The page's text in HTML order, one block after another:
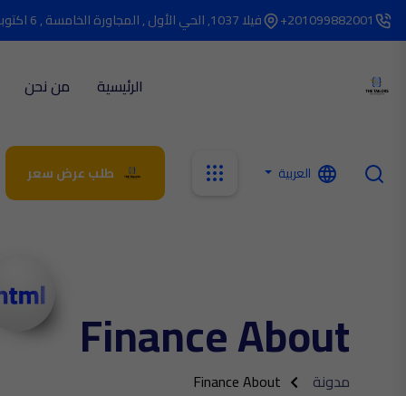
201099882001+ فيلا 1037, الحي الأول , المجاورة الخامسة , 6 اكتوبر
الرئيسية من نحن
العربية طلب عرض سعر
Finance About
مدونة Finance About